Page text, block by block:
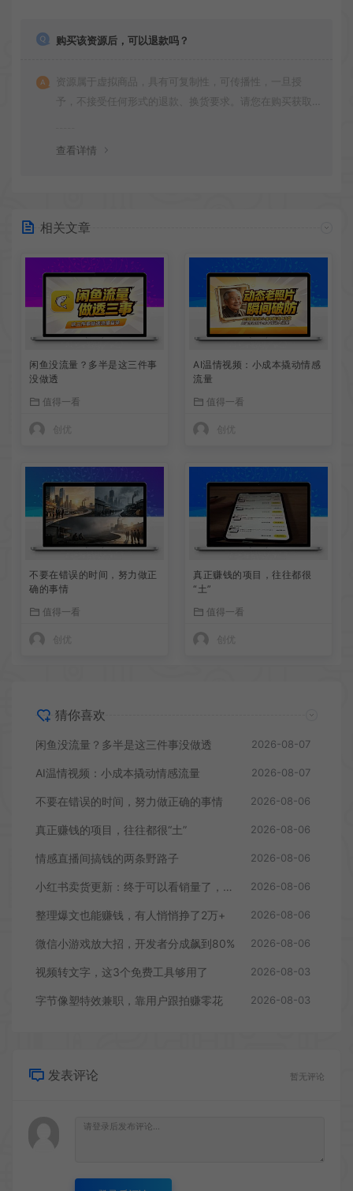
购买该资源后，可以退款吗？
资源属于虚拟商品，具有可复制性，可传播性，一旦授
予，不接受任何形式的退款、换货要求。请您在购买获取
查看详情
相关文章
闲鱼没流量？多半是这三件事
没做透
值得一看
AI温情视频：小成本撬动情感
流量
值得一看
不要在错误的时间，努力做正
确的事情
值得一看
真正赚钱的项目，往往都很
“土”
值得一看
猜你喜欢
闲鱼没流量？多半是这三件事没做透 2026-08-07
AI温情视频：小成本撬动情感流量 2026-08-07
不要在错误的时间，努力做正确的事情 2026-08-06
真正赚钱的项目，往往都很“土” 2026-08-06
情感直播间搞钱的两条野路子 2026-08-06
小红书卖货更新：终于可以看销量了，行家入驻门槛曝光 2026-08-06
整理爆文也能赚钱，有人悄悄挣了2万+ 2026-08-06
微信小游戏放大招，开发者分成飙到80% 2026-08-06
视频转文字，这3个免费工具够用了 2026-08-03
字节像塑特效兼职，靠用户跟拍赚零花 2026-08-03
发表评论 暂无评论